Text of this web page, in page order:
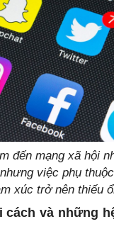
đến mạng xã hội
việc phụ
xúc trở nên thiếu
cách và những